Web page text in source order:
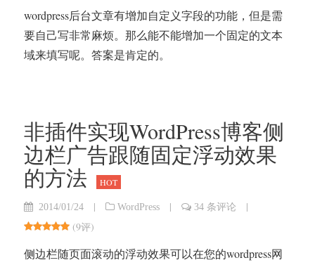
wordpress后台文章有增加自定义字段的功能，但是需
要自己写非常麻烦。那么能不能增加一个固定的文本
域来填写呢。答案是肯定的。
非插件实现WordPress博客侧
边栏广告跟随固定浮动效果
的方法
HOT
2014/01/24 | WordPress | 34 条评论
|
(9评)
侧边栏随页面滚动的浮动效果可以在您的wordpress网